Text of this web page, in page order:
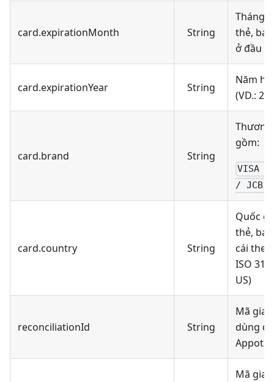
card.expirationMonth String
Tháng
thẻ,
ở đầu
card.expirationYear String
Năm
(VD.: 25)
card.brand String
gồm:
VISA /
/ JCB /
card.country String
Quốc
thẻ,
cái
ISO
US)
reconciliationId String
Mã
dùng
Mã